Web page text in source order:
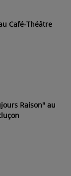
Café-Théâtre
Raison" au